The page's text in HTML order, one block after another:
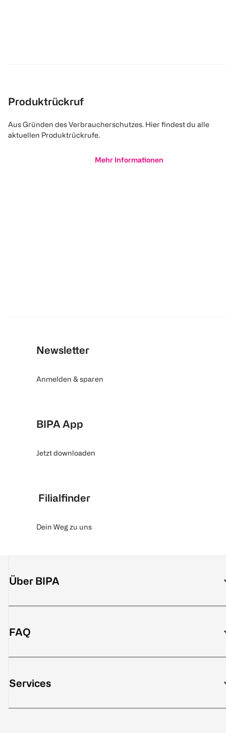
Produktrückruf
Aus Gründen des Verbraucherschutzes. Hier findest du alle
aktuellen Produktrückrufe.
Mehr Informationen
Newsletter
Anmelden & sparen
BIPA App
Jetzt downloaden
Filialfinder
Dein Weg zu uns
Über BIPA
FAQ
Services